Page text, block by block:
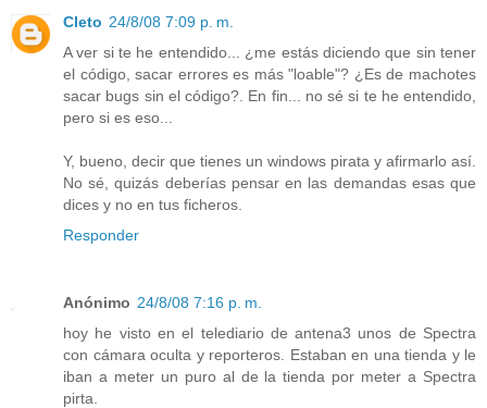
Cleto 24/8/08 7:09 p. m.
A ver si te he entendido... ¿me estás diciendo que sin tener
el código, sacar errores es más "loable"? ¿Es de machotes
sacar bugs sin el código?. En fin... no sé si te he entendido,
pero si es eso...
Y, bueno, decir que tienes un windows pirata y afirmarlo así.
No sé, quizás deberías pensar en las demandas esas que
dices y no en tus ficheros.
Responder
Anónimo 24/8/08 7:16 p. m.
hoy he visto en el telediario de antena3 unos de Spectra
con cámara oculta y reporteros. Estaban en una tienda y le
iban a meter un puro al de la tienda por meter a Spectra
pirta.